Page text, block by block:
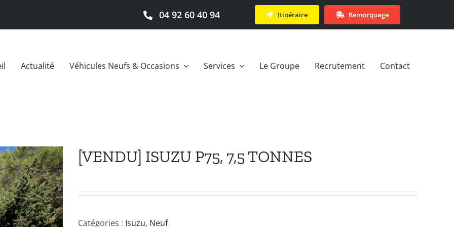
04 92 60 40 94 Itinéraire Remorquage
Actualité Véhicules Neufs & Occasions Services Le Groupe Recrutement Contact
[VENDU] ISUZU P75, 7,5 TONNES
Catégories : Isuzu, Neuf